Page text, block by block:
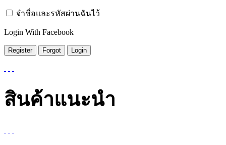
จำชื่อและรหัสผ่านฉันไว้
Login With Facebook
สินค้าแนะนำ